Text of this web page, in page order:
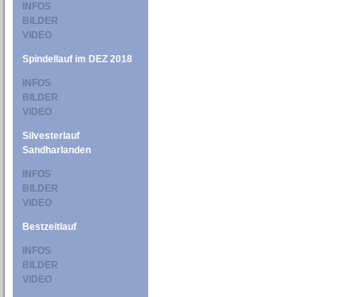
INFOS
BILDER
VIDEO
Spindellauf im DEZ 2018
INFOS
BILDER
VIDEO
Silvesterlauf
Sandharlanden
INFOS
BILDER
VIDEO
Bestzeitlauf
INFOS
BILDER
VIDEO